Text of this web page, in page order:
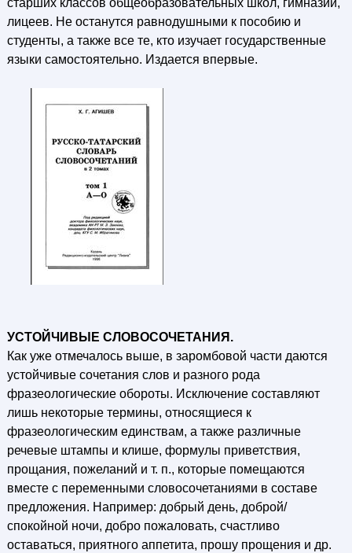
старших классов общеобразовательных школ, гимназий,
лицеев. Не останутся равнодушными к пособию и
студенты, а также все те, кто изучает государственные
языки самостоятельно. Издается впервые.
УСТОЙЧИВЫЕ СЛОВОСОЧЕТАНИЯ.
Как уже отмечалось выше, в заромбовой части даются
устойчивые сочетания слов и разного рода
фразеологические обороты. Исключение составляют
лишь некоторые термины, относящиеся к
фразеологическим единствам, а также различные
речевые штампы и клише, формулы приветствия,
прощания, пожеланий и т. п., которые помещаются
вместе с переменными словосочетаниями в составе
предложения. Например: добрый день, доброй/
спокойной ночи, добро пожаловать, счастливо
оставаться, приятного аппетита, прошу прощения и др.